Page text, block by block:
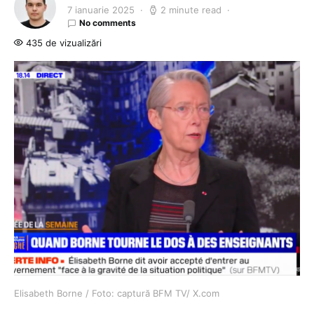
7 ianuarie 2025 2 minute read
No comments
435 de vizualizări
Elisabeth Borne / Foto: captură BFM TV/ X.com